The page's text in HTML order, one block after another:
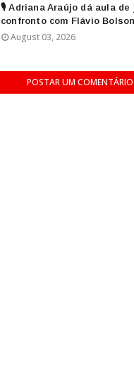
🎙️ Adriana Araújo dá aula
confronto com Flávio
August 03, 2026
POSTAR UM COMENTÁRIO